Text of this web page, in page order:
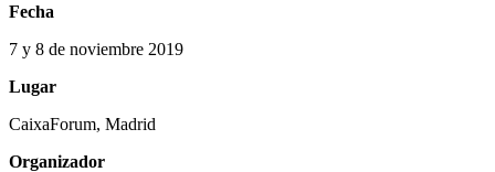
Fecha
7 y 8 de noviembre 2019
Lugar
CaixaForum, Madrid
Organizador